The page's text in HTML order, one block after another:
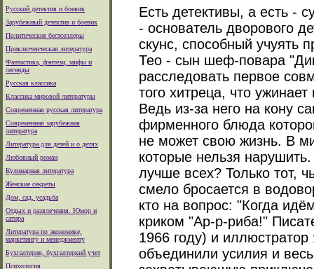
Русский детектив и боевик
Зарубежный детектив и боевик
Политические бестселлеры
Приключенческая литература
Фантастика, фэнтези, мифы и
легенды
Русская классика
Классика мировой литературы
Современная русская литература
Современная зарубежная
литература
Литература для детей и о детях
Любовный роман
Кулинарная литература
Женские секреты
Дом, сад, усадьба
Отдых и развлечения. Юмор и
сатира
Литература по экономике,
маркетингу и менеджменту
Бухгалтерия, бухгалтеркий учет
Психология
Есть детективы, а есть -
- основатель дворового
скунс, способный учуять
Тео - сын шеф-повара
расследовать первое
того хитреца, что
Ведь из-за него на кону
фирменного блюда
не может свою жизнь. В
которые нельзя
лучше всех? Только тот,
смело бросается в
кто на вопрос: "Когда
криком "Ар-р-риба!"
1966 году) и
объединили усилия и